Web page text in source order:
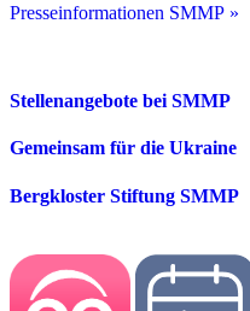
Presseinformationen SMMP »
Stellenangebote bei SMMP
Gemeinsam für die Ukraine
Bergkloster Stiftung SMMP